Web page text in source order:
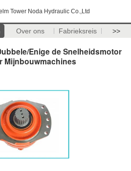
Tower Noda Hydraulic Co.,Ltd
Over ons Fabrieksreis >>
Enige de Snelheidsmotor
Mijnbouwmachines